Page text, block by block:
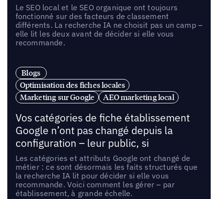
Le SEO local et le SEO organique ont toujours
fonctionné sur des facteurs de classement
différents. La recherche IA ne choisit pas un camp –
elle lit les deux avant de décider si elle vous
recommande.
Blogs
Optimisation des fiches locales
Marketing sur Google
AEO marketing local
Vos catégories de fiche établissement
Google n’ont pas changé depuis la
configuration – leur public, si
Les catégories et attributs Google ont changé de
métier : ce sont désormais les faits structurés que
la recherche IA lit pour décider si elle vous
recommande. Voici comment les gérer – par
établissement, à grande échelle.